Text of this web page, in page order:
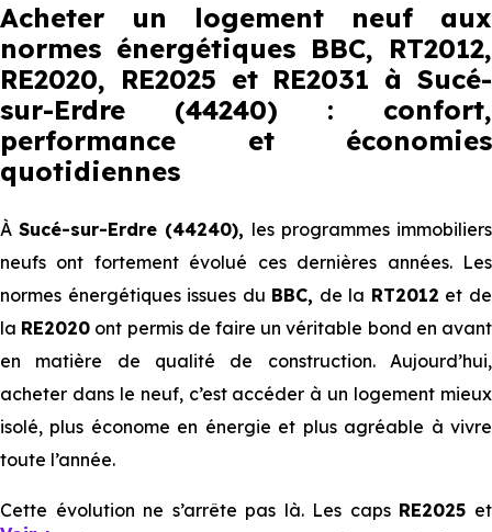
Acheter un logement neuf aux
normes énergétiques BBC, RT2012,
RE2020, RE2025 et RE2031 à Sucé-
sur-Erdre (44240) : confort,
performance et économies
quotidiennes
ÀSucé-sur-Erdre (44240), les programmes immobiliers
neufs ont fortement évolué ces dernières années. Les
normes énergétiques issues du BBC, de la RT2012 et de
la RE2020 ont permis de faire un véritable bond en avant
en matière de qualité de construction. Aujourd’hui,
acheter dans le neuf, c’est accéder à un logement mieux
isolé, plus économe en énergie et plus agréable à vivre
toute l’année.
Cette évolution ne s’arrête pas là. Les caps RE2025 et